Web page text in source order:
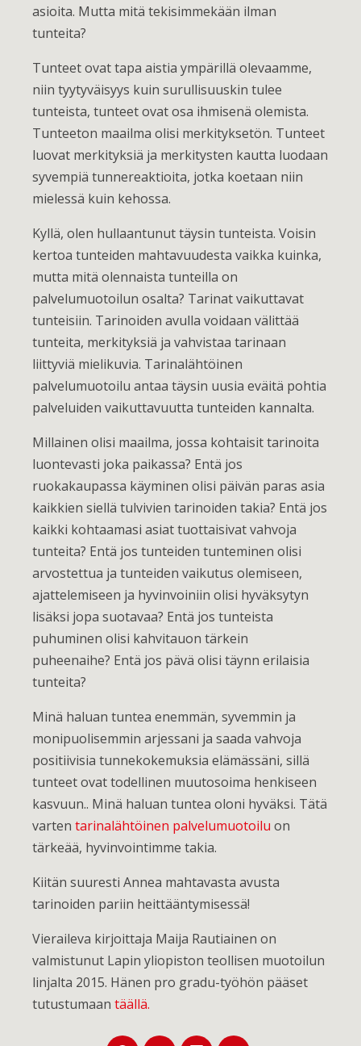
asioita. Mutta mitä tekisimmekään ilman
tunteita?
Tunteet ovat tapa aistia ympärillä olevaamme,
niin tyytyväisyys kuin surullisuuskin tulee
tunteista, tunteet ovat osa ihmisenä olemista.
Tunteeton maailma olisi merkityksetön. Tunteet
luovat merkityksiä ja merkitysten kautta luodaan
syvempiä tunnereaktioita, jotka koetaan niin
mielessä kuin kehossa.
Kyllä, olen hullaantunut täysin tunteista. Voisin
kertoa tunteiden mahtavuudesta vaikka kuinka,
mutta mitä olennaista tunteilla on
palvelumuotoilun osalta? Tarinat vaikuttavat
tunteisiin. Tarinoiden avulla voidaan välittää
tunteita, merkityksiä ja vahvistaa tarinaan
liittyviä mielikuvia. Tarinalähtöinen
palvelumuotoilu antaa täysin uusia eväitä pohtia
palveluiden vaikuttavuutta tunteiden kannalta.
Millainen olisi maailma, jossa kohtaisit tarinoita
luontevasti joka paikassa? Entä jos
ruokakaupassa käyminen olisi päivän paras asia
kaikkien siellä tulvivien tarinoiden takia? Entä jos
kaikki kohtaamasi asiat tuottaisivat vahvoja
tunteita? Entä jos tunteiden tunteminen olisi
arvostettua ja tunteiden vaikutus olemiseen,
ajattelemiseen ja hyvinvoiniin olisi hyväksytyn
lisäksi jopa suotavaa? Entä jos tunteista
puhuminen olisi kahvitauon tärkein
puheenaihe? Entä jos pävä olisi täynn erilaisia
tunteita?
Minä haluan tuntea enemmän, syvemmin ja
monipuolisemmin arjessani ja saada vahvoja
positiivisia tunnekokemuksia elämässäni, sillä
tunteet ovat todellinen muutosoima henkiseen
kasvuun.. Minä haluan tuntea oloni hyväksi. Tätä
varten tarinalähtöinen palvelumuotoilu on
tärkeää, hyvinvointimme takia.
Kiitän suuresti Annea mahtavasta avusta
tarinoiden pariin heittääntymisessä!
Vieraileva kirjoittaja Maija Rautiainen on
valmistunut Lapin yliopiston teollisen muotoilun
linjalta 2015. Hänen pro gradu-työhön pääset
tutustumaan täällä.